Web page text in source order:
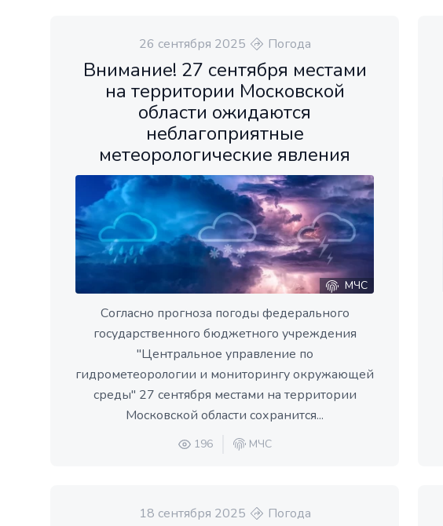
26 сентября 2025 Погода
Внимание! 27 сентября местами
на территории Московской
области ожидаются
неблагоприятные
метеорологические явления
МЧС
Согласно прогноза погоды федерального
государственного бюджетного учреждения
"Центральное управление по
гидрометеорологии и мониторингу окружающей
среды" 27 сентября местами на территории
Московской области сохранится...
196 МЧС
18 сентября 2025 Погода